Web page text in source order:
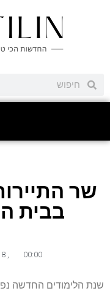
שר
בבית
00:00
, 8 ספטמבר 2011